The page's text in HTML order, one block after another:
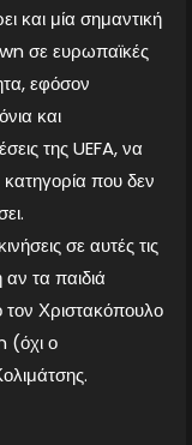
και μία σημαντική
σε ευρωπαϊκές
εφόσον
και
της UEFA, να
που δεν
σε αυτές τις
τα παιδιά
τον Χριστακόπουλο
(όχι ο